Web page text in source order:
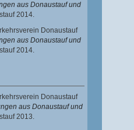
aus Donaustauf und
2014.
Donaustauf
aus Donaustauf und
2014.
Donaustauf
aus Donaustauf und
2013.